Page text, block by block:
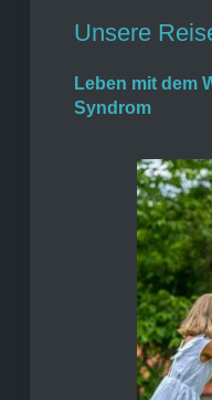
Unsere
Leben mit dem
Syndrom